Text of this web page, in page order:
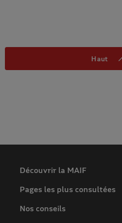
Haut
Découvrir la MAIF
Pages les plus consultées
Nos conseils